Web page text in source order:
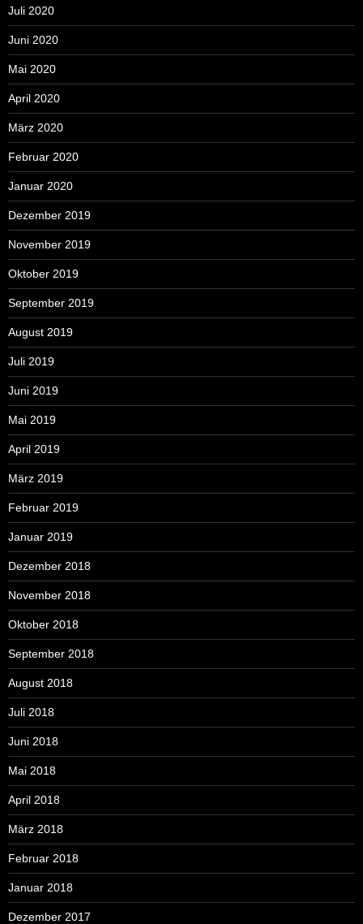
Juli 2020
Juni 2020
Mai 2020
April 2020
März 2020
Februar 2020
Januar 2020
Dezember 2019
November 2019
Oktober 2019
September 2019
August 2019
Juli 2019
Juni 2019
Mai 2019
April 2019
März 2019
Februar 2019
Januar 2019
Dezember 2018
November 2018
Oktober 2018
September 2018
August 2018
Juli 2018
Juni 2018
Mai 2018
April 2018
März 2018
Februar 2018
Januar 2018
Dezember 2017